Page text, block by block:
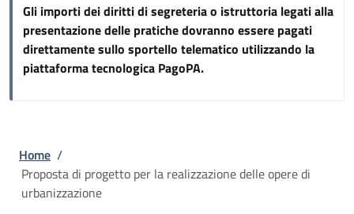
Gli importi dei diritti di segreteria o istruttoria legati alla
presentazione delle pratiche dovranno essere pagati
direttamente sullo sportello telematico utilizzando la
piattaforma tecnologica PagoPA.
Briciole di pane
Home /
Proposta di progetto per la realizzazione delle opere di
urbanizzazione